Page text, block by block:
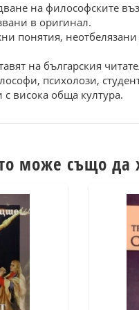
на философските
в оригинал.
понятия,
на българския
психолози,
висока обща култура.
може също да